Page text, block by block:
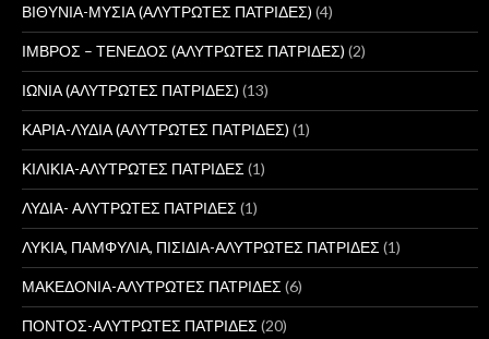
ΒΙΘΥΝΙΑ-ΜΥΣΙΑ (ΑΛΥΤΡΩΤΕΣ ΠΑΤΡΙΔΕΣ) (4)
ΙΜΒΡΟΣ – ΤΕΝΕΔΟΣ (ΑΛΥΤΡΩΤΕΣ ΠΑΤΡΙΔΕΣ) (2)
ΙΩΝΙΑ (ΑΛΥΤΡΩΤΕΣ ΠΑΤΡΙΔΕΣ) (13)
ΚΑΡΙΑ-ΛΥΔΙΑ (ΑΛΥΤΡΩΤΕΣ ΠΑΤΡΙΔΕΣ) (1)
ΚΙΛΙΚΙΑ-ΑΛΥΤΡΩΤΕΣ ΠΑΤΡΙΔΕΣ (1)
ΛΥΔΙΑ- ΑΛΥΤΡΩΤΕΣ ΠΑΤΡΙΔΕΣ (1)
ΛΥΚΙΑ, ΠΑΜΦΥΛΙΑ, ΠΙΣΙΔΙΑ-ΑΛΥΤΡΩΤΕΣ ΠΑΤΡΙΔΕΣ (1)
ΜΑΚΕΔΟΝΙΑ-ΑΛΥΤΡΩΤΕΣ ΠΑΤΡΙΔΕΣ (6)
ΠΟΝΤΟΣ-ΑΛΥΤΡΩΤΕΣ ΠΑΤΡΙΔΕΣ (20)